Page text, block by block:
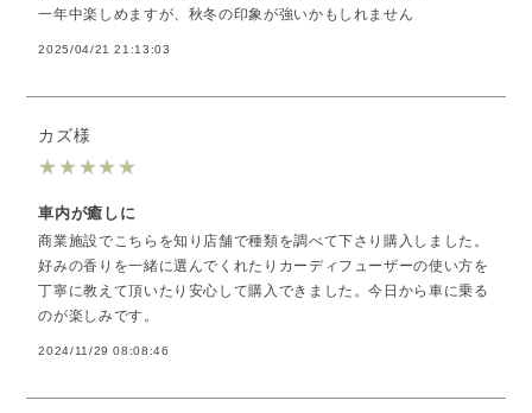
一年中楽しめますが、秋冬の印象が強いかもしれません
2025/04/21 21:13:03
カズ様
★★★★★
車内が癒しに
商業施設でこちらを知り店舗で種類を調べて下さり購入しました。
好みの香りを一緒に選んでくれたりカーディフューザーの使い方を
丁寧に教えて頂いたり安心して購入できました。今日から車に乗る
のが楽しみです。
2024/11/29 08:08:46